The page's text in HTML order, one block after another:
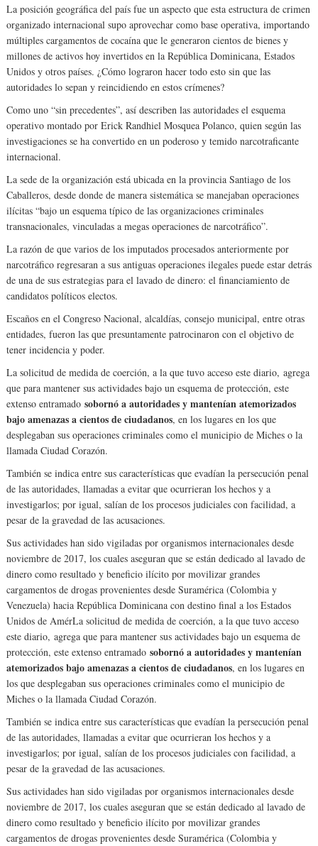
La posición geográfica del país fue un aspecto que esta estructura de crimen
organizado internacional supo aprovechar como base operativa, importando
múltiples cargamentos de cocaína que le generaron cientos de bienes y
millones de activos hoy invertidos en la República Dominicana, Estados
Unidos y otros países. ¿Cómo lograron hacer todo esto sin que las
autoridades lo sepan y reincidiendo en estos crímenes?
Como uno “sin precedentes”, así describen las autoridades el esquema
operativo montado por Erick Randhiel Mosquea Polanco, quien según las
investigaciones se ha convertido en un poderoso y temido narcotraficante
internacional.
La sede de la organización está ubicada en la provincia Santiago de los
Caballeros, desde donde de manera sistemática se manejaban operaciones
ilícitas “bajo un esquema típico de las organizaciones criminales
transnacionales, vinculadas a megas operaciones de narcotráfico”.
La razón de que varios de los imputados procesados anteriormente por
narcotráfico regresaran a sus antiguas operaciones ilegales puede estar detrás
de una de sus estrategias para el lavado de dinero: el financiamiento de
candidatos políticos electos.
Escaños en el Congreso Nacional, alcaldías, consejo municipal, entre otras
entidades, fueron las que presuntamente patrocinaron con el objetivo de
tener incidencia y poder.
La solicitud de medida de coerción, a la que tuvo acceso este diario, agrega
que para mantener sus actividades bajo un esquema de protección, este
extenso entramado sobornó a autoridades y mantenían atemorizados
bajo amenazas a cientos de ciudadanos, en los lugares en los que
desplegaban sus operaciones criminales como el municipio de Miches o la
llamada Ciudad Corazón.
También se indica entre sus características que evadían la persecución penal
de las autoridades, llamadas a evitar que ocurrieran los hechos y a
investigarlos; por igual, salían de los procesos judiciales con facilidad, a
pesar de la gravedad de las acusaciones.
Sus actividades han sido vigiladas por organismos internacionales desde
noviembre de 2017, los cuales aseguran que se están dedicado al lavado de
dinero como resultado y beneficio ilícito por movilizar grandes
cargamentos de drogas provenientes desde Suramérica (Colombia y
Venezuela) hacia República Dominicana con destino final a los Estados
Unidos de AmérLa solicitud de medida de coerción, a la que tuvo acceso
este diario, agrega que para mantener sus actividades bajo un esquema de
protección, este extenso entramado sobornó a autoridades y mantenían
atemorizados bajo amenazas a cientos de ciudadanos, en los lugares en
los que desplegaban sus operaciones criminales como el municipio de
Miches o la llamada Ciudad Corazón.
También se indica entre sus características que evadían la persecución penal
de las autoridades, llamadas a evitar que ocurrieran los hechos y a
investigarlos; por igual, salían de los procesos judiciales con facilidad, a
pesar de la gravedad de las acusaciones.
Sus actividades han sido vigiladas por organismos internacionales desde
noviembre de 2017, los cuales aseguran que se están dedicado al lavado de
dinero como resultado y beneficio ilícito por movilizar grandes
cargamentos de drogas provenientes desde Suramérica (Colombia y